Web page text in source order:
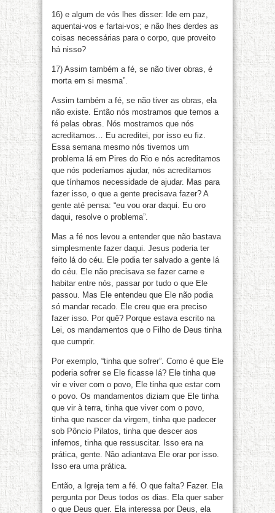
16) e algum de vós lhes disser: Ide em paz,
aquentai-vos e fartai-vos; e não lhes derdes as
coisas necessárias para o corpo, que proveito
há nisso?
17) Assim também a fé, se não tiver obras, é
morta em si mesma”.
Assim também a fé, se não tiver as obras, ela
não existe. Então nós mostramos que temos a
fé pelas obras. Nós mostramos que nós
acreditamos… Eu acreditei, por isso eu fiz.
Essa semana mesmo nós tivemos um
problema lá em Pires do Rio e nós acreditamos
que nós poderíamos ajudar, nós acreditamos
que tínhamos necessidade de ajudar. Mas para
fazer isso, o que a gente precisava fazer? A
gente até pensa: “eu vou orar daqui. Eu oro
daqui, resolve o problema”.
Mas a fé nos levou a entender que não bastava
simplesmente fazer daqui. Jesus poderia ter
feito lá do céu. Ele podia ter salvado a gente lá
do céu. Ele não precisava se fazer carne e
habitar entre nós, passar por tudo o que Ele
passou. Mas Ele entendeu que Ele não podia
só mandar recado. Ele creu que era preciso
fazer isso. Por quê? Porque estava escrito na
Lei, os mandamentos que o Filho de Deus tinha
que cumprir.
Por exemplo, “tinha que sofrer”. Como é que Ele
poderia sofrer se Ele ficasse lá? Ele tinha que
vir e viver com o povo, Ele tinha que estar com
o povo. Os mandamentos diziam que Ele tinha
que vir à terra, tinha que viver com o povo,
tinha que nascer da virgem, tinha que padecer
sob Pôncio Pilatos, tinha que descer aos
infernos, tinha que ressuscitar. Isso era na
prática, gente. Não adiantava Ele orar por isso.
Isso era uma prática.
Então, a Igreja tem a fé. O que falta? Fazer. Ela
pergunta por Deus todos os dias. Ela quer saber
o que Deus quer. Ela interessa por Deus, ela